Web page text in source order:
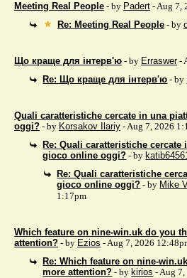
Meeting Real People - by Padert - Aug 7,
Re: Meeting Real People - by
Що краще для інтерв'ю - by Erraswer-
Re: Що краще для інтерв'ю - by
Quali caratteristiche cercate in una
oggi? - by Korsakov Ilariy - Aug 7, 2026
Re: Quali caratteristiche
gioco online oggi? - by
Re: Quali caratteristiche
gioco online oggi? - by Mike
1:17pm
Which feature on nine-win.uk do you
attention? - by Ezios - Aug 7, 2026
Re: Which feature on nine-
more attention? - by kirios - Aug